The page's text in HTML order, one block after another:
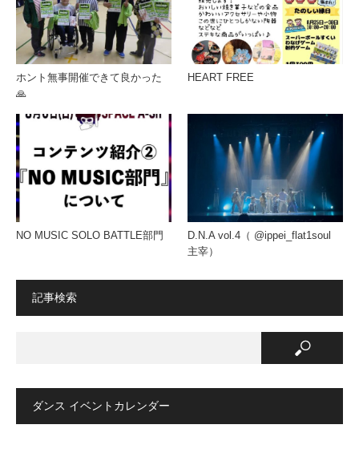
ホント無事開催できて良かった
🙏
HEART FREE
NO MUSIC SOLO BATTLE部門
D.N.A vol.4（ @ippei_flat1soul
主宰）
記事検索
ダンス イベントカレンダー